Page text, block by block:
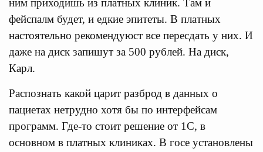
ним приходишь из платных клиник. Там и
фейспалм будет, и едкие эпитеты. В платных
настоятельно рекомендуюст все пересдать у них. И
даже на диск запишут за 500 рублей. На диск,
Карл.
Распознать какой царит разброд в данных о
пациетах нетрудно хотя бы по интерфейсам
программ. Где-то стоит решение от 1С, в
основном в платных клиниках. В госе установлены